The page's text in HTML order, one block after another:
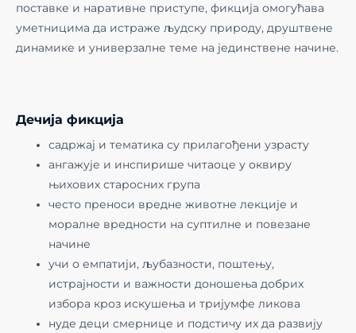
поставке и наративне приступе, фикција омогућава
уметницима да истраже људску природу, друштвене
динамике и универзалне теме на јединствене начине.
Дечија фикција
садржај и тематика су прилагођени узрасту
ангажује и инспирише читаоце у оквиру
њихових старосних група
често преноси вредне животне лекције и
моралне вредности на суптилне и повезане
начине
учи о емпатији, љубазности, поштењу,
истрајности и важности доношења добрих
избора кроз искушења и тријумфе ликова
нуде деци смернице и подстичу их да развију